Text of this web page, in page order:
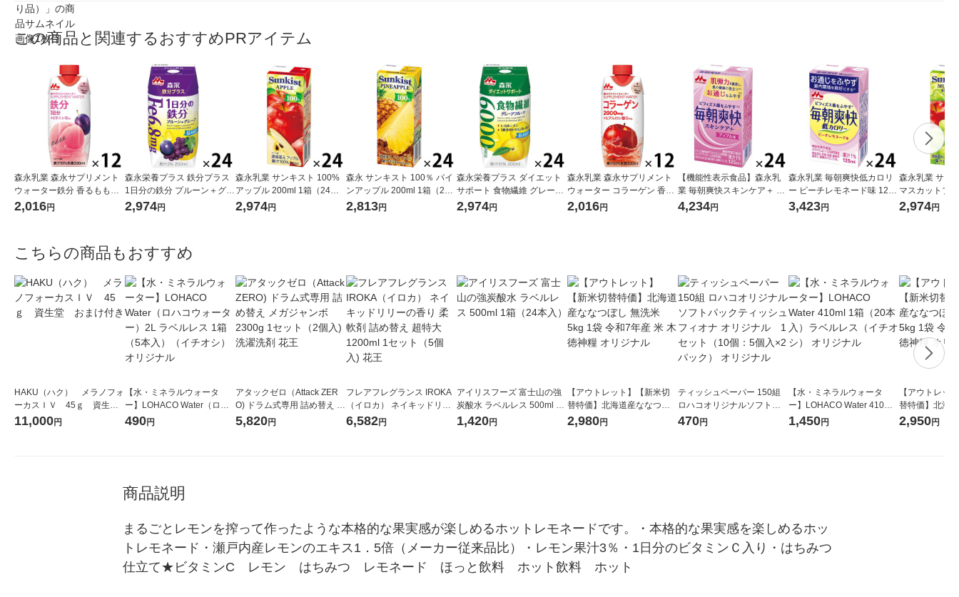
この商品と関連するおすすめPRアイテム
森永乳業 森永サプリメント
ウォーター鉄分 香るもも水
330ml 1箱（12本入）
2,016円
森永栄養プラス 鉄分プラス
1日分の鉄分 プルーン＋グレ
ープ 200ml 1箱（24本入）
2,974円
森永乳業 サンキスト 100%
アップル 200ml 1箱（24本
入）リンゴジュース 紙パ
2,974円
森永 サンキスト 100％ パイ
ンアップル 200ml 1箱（24
本入） 紙パック ジュース 果
2,813円
森永栄養プラス ダイエット
サポート 食物繊維 グレープ
フルーツ 200ml 1箱（24本
2,974円
森永乳業 森永サプリメント
ウォーター コラーゲン 香る
りんご水 330ml 1箱（12本
2,016円
【機能性表示食品】森永乳
業 毎朝爽快スキンケア＋ ア
ップル味 125ml 1箱（24本
4,234円
森永乳業 毎朝爽快低カロリ
ー ピーチレモネード味 125
ml 1箱（24本入） ラクチ
3,423円
森永乳業 サン
マスカットブ
箱（24本入
2,974円
こちらの商品もおすすめ
HAKU（ハク） メラノフォ
ーカスＩＶ 45ｇ 資生
堂 おまけ付き
11,000円
【水・ミネラルウォータ
ー】LOHACO Water（ロハ
コウォーター）2L ラベルレ
490円
アタックゼロ（Attack ZER
O) ドラム式専用 詰め替え メ
ガジャンボ 2300g 1セット
5,820円
フレアフレグランス IROKA
（イロカ） ネイキッドリリ
ーの香り 柔軟剤 詰め替え 超
6,582円
アイリスフーズ 富士山の強
炭酸水 ラベルレス 500ml 1
箱（24本入）
1,420円
【アウトレット】【新米切
替特価】北海道産ななつぼ
し 無洗米 5kg 1袋 令和7年産
2,980円
ティッシュペーパー 150組
ロハコオリジナルソフトパ
ックティッシュ フィオナ オ
470円
【水・ミネラルウォータ
ー】LOHACO Water 410ml
1箱（20本入）ラベルレス
1,450円
【アウトレッ
替特価】北海
し 精白米 5kg
2,950円
商品説明
まるごとレモンを搾って作ったような本格的な果実感が楽しめるホットレモネードです。・本格的な果実感を楽しめるホッ
トレモネード・瀬戸内産レモンのエキス1．5倍（メーカー従来品比）・レモン果汁3％・1日分のビタミンＣ入り・はちみつ
仕立て★ビタミンC　レモン　はちみつ　レモネード　ほっと飲料　ホット飲料　ホット